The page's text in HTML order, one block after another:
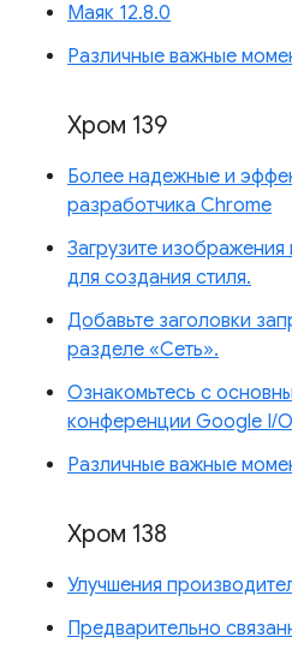
Маяк 12.8.0
Различные важные
Хром 139
Более надежные и
разработчика Chrome
Загрузите
для создания стиля.
Добавьте заголовки
разделе «Сеть».
Ознакомьтесь с
конференции Google I/
Различные важные
Хром 138
Улучшения
Предварительно